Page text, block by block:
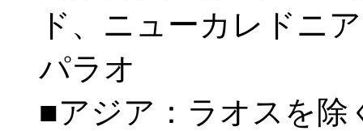
ド、ニューカレドニ
パラオ
■アジア：ラオスを除